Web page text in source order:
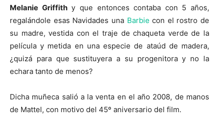
Melanie Griffithy que entonces contaba con 5 años,
regalándole esas Navidades una Barbie con el rostro de
su madre, vestida con el traje de chaqueta verde de la
película y metida en una especie de ataúd de madera,
¿quizá para que sustituyera a su progenitora y no la
echara tanto de menos?
Dicha muñeca salió a la venta en el año 2008, de manos
de Mattel, con motivo del 45º aniversario del film.